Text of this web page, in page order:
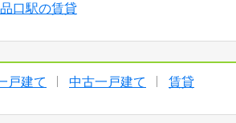
口駅の賃貸
戸建て 中古一戸建て 賃貸